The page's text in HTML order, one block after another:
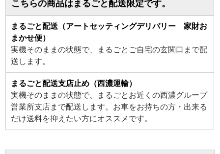
こちらの商品はまるごと配送限定です。
まるごと配送（アートセッティングデリバリー 家財お
まかせ便）
実機そのままの状態で、まるごとご自宅の玄関口まで配
送します。
まるごと配送支店止め（西濃運輸）
実機そのままの状態で、まるごとお近くの西濃グループ
営業所支店まで配送します。お車をお持ちの方・出来る
だけ送料を抑えたい方にオススメです。